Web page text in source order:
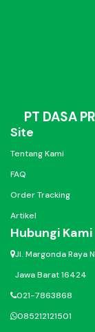
PT DASA
Site
Tentang Kami
FAQ
Order Tracking
Artikel
Hubungi Kami
Jl. Margonda Raya
Jawa Barat 16424
021-7863868
085212121501